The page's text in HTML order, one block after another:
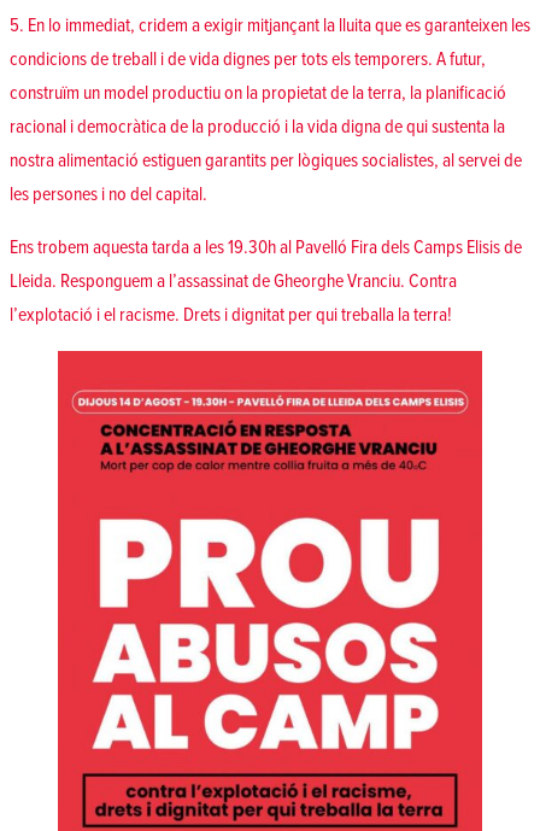
5. En lo immediat, cridem a exigir mitjançant la lluita que es garanteixen les
condicions de treball i de vida dignes per tots els temporers. A futur,
construïm un model productiu on la propietat de la terra, la planificació
racional i democràtica de la producció i la vida digna de qui sustenta la
nostra alimentació estiguen garantits per lògiques socialistes, al servei de
les persones i no del capital.
Ens trobem aquesta tarda a les 19.30h al Pavelló Fira dels Camps Elisis de
Lleida. Responguem a l’assassinat de Gheorghe Vranciu. Contra
l’explotació i el racisme. Drets i dignitat per qui treballa la terra!